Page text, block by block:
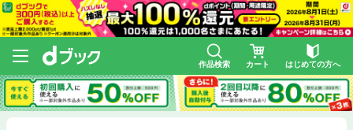
作品検索 カート はじめての方へ